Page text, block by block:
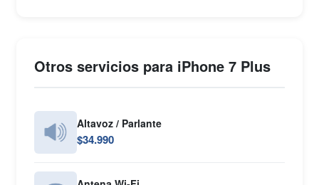
Otros servicios para iPhone 7 Plus
Altavoz / Parlante
$34.990